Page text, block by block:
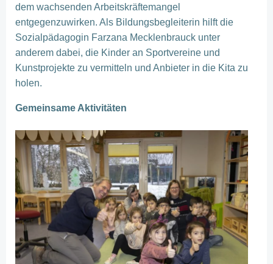
dem wachsenden Arbeitskräftemangel
entgegenzuwirken. Als Bildungsbegleiterin hilft die
Sozialpädagogin Farzana Mecklenbrauck unter
anderem dabei, die Kinder an Sportvereine und
Kunstprojekte zu vermitteln und Anbieter in die Kita zu
holen.
Gemeinsame Aktivitäten